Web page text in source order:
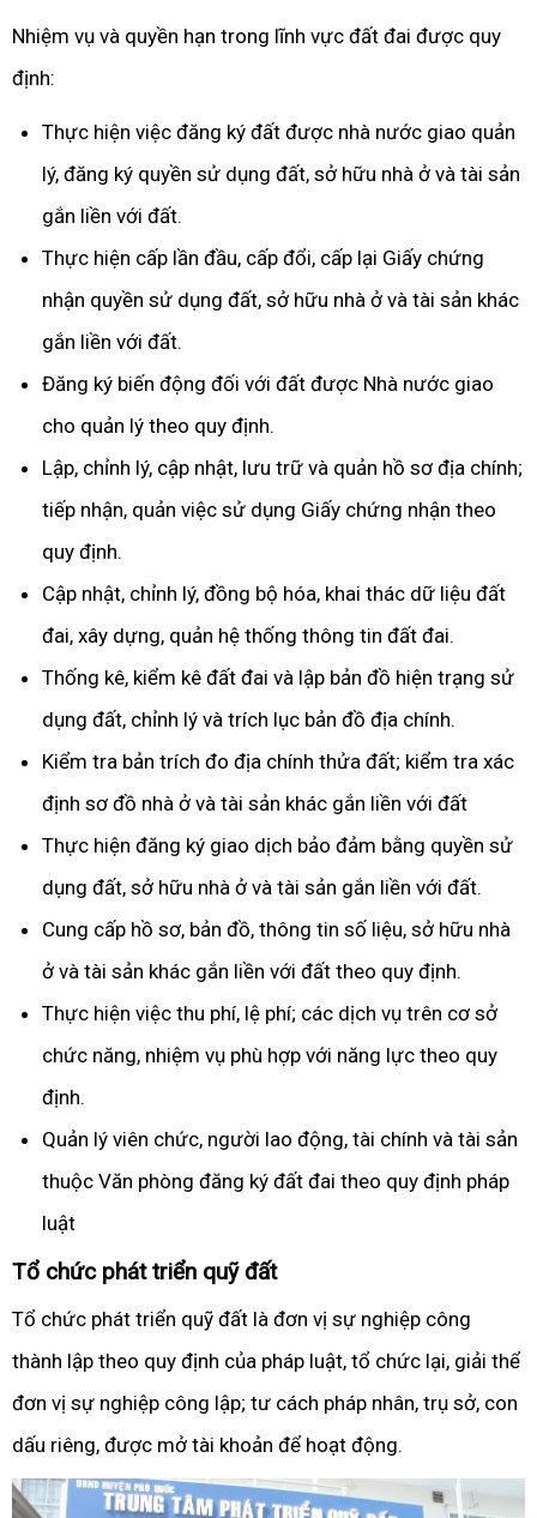
Nhiệm vụ và quyền hạn trong lĩnh vực đất đai được quy
định:
Thực hiện việc đăng ký đất được nhà nước giao quản
lý, đăng ký quyền sử dụng đất, sở hữu nhà ở và tài sản
gắn liền với đất.
Thực hiện cấp lần đầu, cấp đổi, cấp lại Giấy chứng
nhận quyền sử dụng đất, sở hữu nhà ở và tài sản khác
gắn liền với đất.
Đăng ký biến động đối với đất được Nhà nước giao
cho quản lý theo quy định.
Lập, chỉnh lý, cập nhật, lưu trữ và quản hồ sơ địa chính;
tiếp nhận, quản việc sử dụng Giấy chứng nhận theo
quy định.
Cập nhật, chỉnh lý, đồng bộ hóa, khai thác dữ liệu đất
đai, xây dựng, quản hệ thống thông tin đất đai.
Thống kê, kiểm kê đất đai và lập bản đồ hiện trạng sử
dụng đất, chỉnh lý và trích lục bản đồ địa chính.
Kiểm tra bản trích đo địa chính thửa đất; kiểm tra xác
định sơ đồ nhà ở và tài sản khác gắn liền với đất
Thực hiện đăng ký giao dịch bảo đảm bằng quyền sử
dụng đất, sở hữu nhà ở và tài sản gắn liền với đất.
Cung cấp hồ sơ, bản đồ, thông tin số liệu, sở hữu nhà
ở và tài sản khác gắn liền với đất theo quy định.
Thực hiện việc thu phí, lệ phí; các dịch vụ trên cơ sở
chức năng, nhiệm vụ phù hợp với năng lực theo quy
định.
Quản lý viên chức, người lao động, tài chính và tài sản
thuộc Văn phòng đăng ký đất đai theo quy định pháp
luật
Tổ chức phát triển quỹ đất
Tổ chức phát triển quỹ đất là đơn vị sự nghiệp công
thành lập theo quy định của pháp luật, tổ chức lại, giải thể
đơn vị sự nghiệp công lập; tư cách pháp nhân, trụ sở, con
dấu riêng, được mở tài khoản để hoạt động.